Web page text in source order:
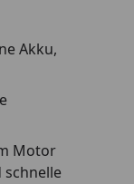
Akku,
Motor